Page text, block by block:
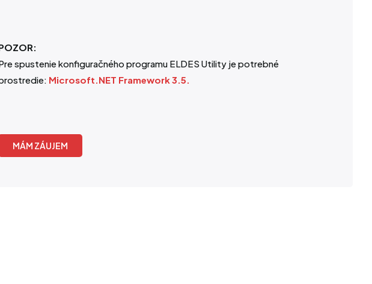
spustenie konfiguračného programu ELDES Utility je potrebné
Microsoft.NET Framework 3.5.
MÁM ZÁUJEM